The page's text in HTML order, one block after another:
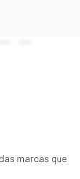
marcas que